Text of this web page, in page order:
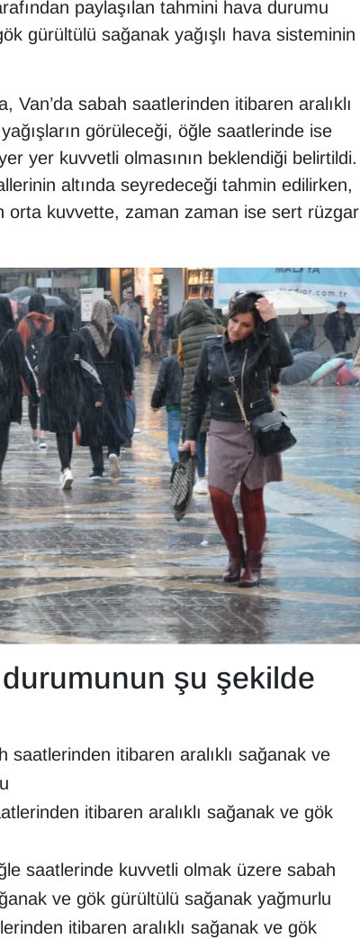
paylaşılan tahmini hava durumu
gürültülü sağanak yağışlı hava sisteminin
Van’da sabah saatlerinden itibaren aralıklı
görüleceği, öğle saatlerinde ise
yer kuvvetli olmasının beklendiği belirtildi.
altında seyredeceği tahmin edilirken,
orta kuvvette, zaman zaman ise sert rüzgar
şu şekilde
itibaren aralıklı sağanak ve
itibaren aralıklı sağanak ve gök
saatlerinde kuvvetli olmak üzere sabah
ve gök gürültülü sağanak yağmurlu
itibaren aralıklı sağanak ve gök